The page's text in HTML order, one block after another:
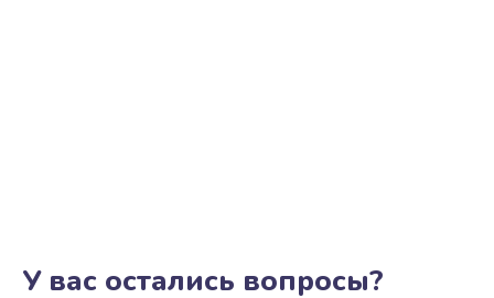
У вас остались вопросы?